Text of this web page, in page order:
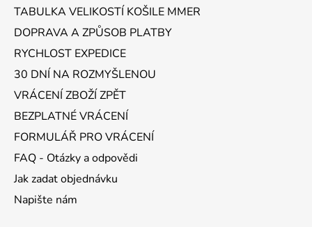
TABULKA VELIKOSTÍ KOŠILE MMER
DOPRAVA A ZPŮSOB PLATBY
RYCHLOST EXPEDICE
30 DNÍ NA ROZMYŠLENOU
VRÁCENÍ ZBOŽÍ ZPĚT
BEZPLATNÉ VRÁCENÍ
FORMULÁŘ PRO VRÁCENÍ
FAQ - Otázky a odpovědi
Jak zadat objednávku
Napište nám